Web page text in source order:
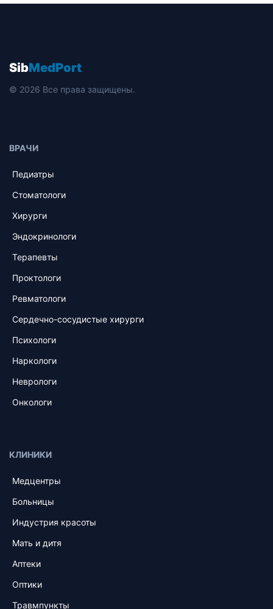
SibMedPort
© 2026 Все права защищены.
ВРАЧИ
Педиатры
Стоматологи
Хирурги
Эндокринологи
Терапевты
Проктологи
Ревматологи
Сердечно-сосудистые хирурги
Психологи
Наркологи
Неврологи
Онкологи
КЛИНИКИ
Медцентры
Больницы
Индустрия красоты
Мать и дитя
Аптеки
Оптики
Травмпункты